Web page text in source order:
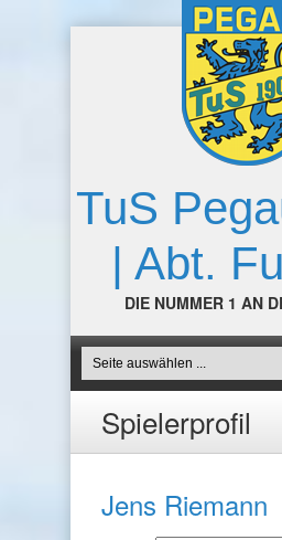
TuS
| Abt.
DIE NUMMER 1 AN
Spielerprofil
Jens Riemann